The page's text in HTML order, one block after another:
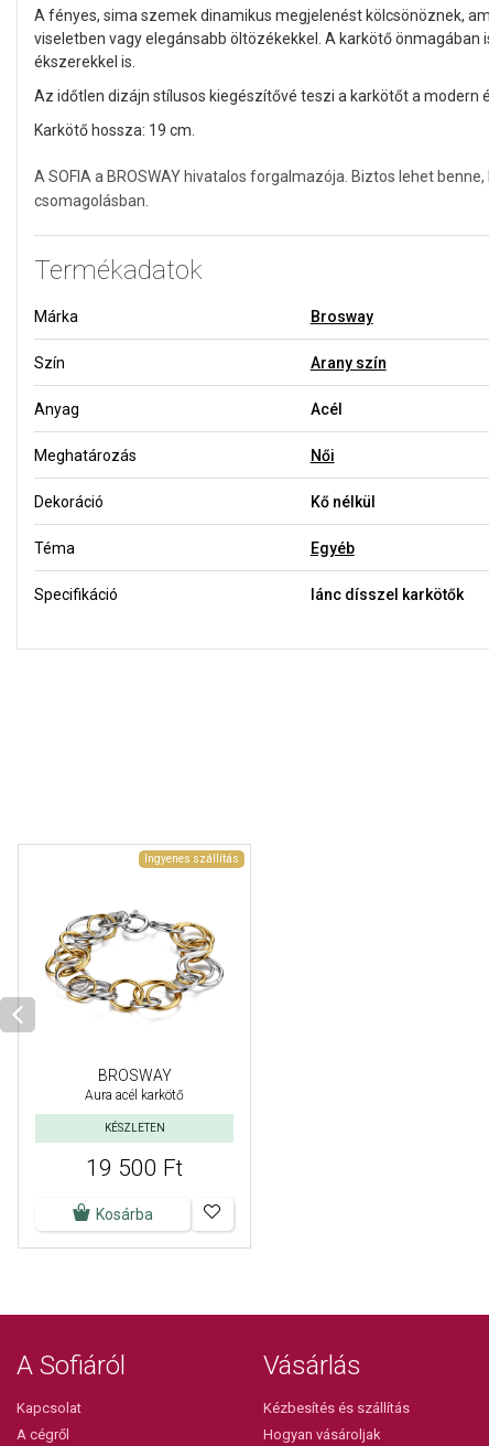
A fényes, sima szemek dinamikus megjelenést kölcsönöznek,
viseletben vagy elegánsabb öltözékekkel. A karkötő
ékszerekkel is.
Az időtlen dizájn stílusos kiegészítővé teszi a karkötőt a modern
Karkötő hossza: 19 cm.
A SOFIA a BROSWAY hivatalos forgalmazója. Biztos lehet
csomagolásban.
Termékadatok
Márka Brosway
Szín Arany szín
Anyag Acél
Meghatározás Női
Dekoráció Kő nélkül
Téma Egyéb
Specifikáció lánc dísszel karkötők
Ingyenes szállítás
BROSWAY
Aura acél karkötő
KÉSZLETEN
19 500 Ft
Kosárba
A Sofiáról
Kapcsolat
A cégről
Vásárlás
Kézbesítés és szállítás
Hogyan vásároljak